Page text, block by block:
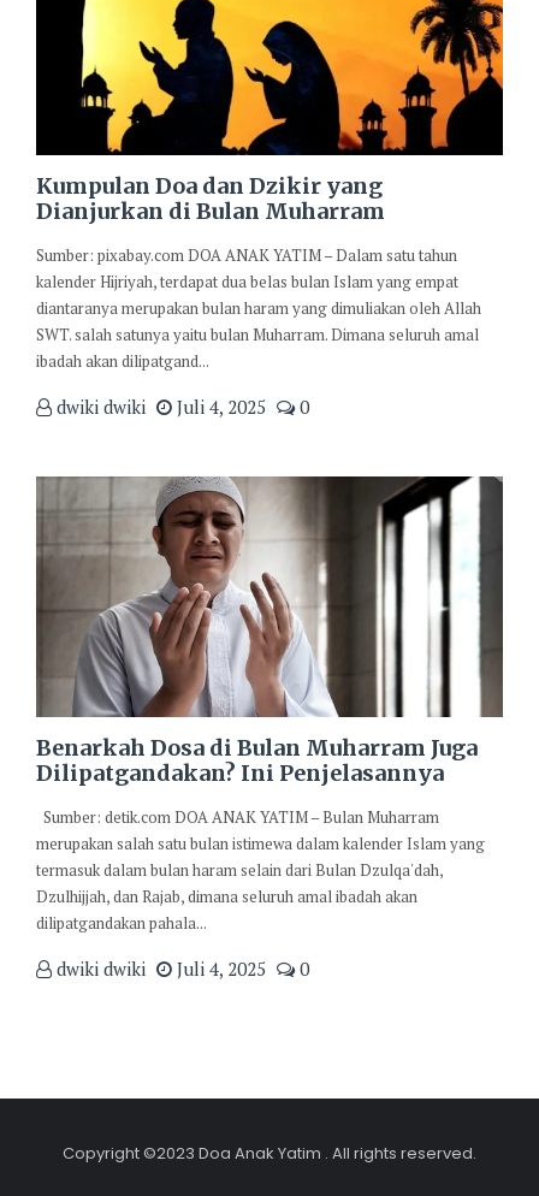
Kumpulan Doa dan Dzikir yang
Dianjurkan di Bulan Muharram
Sumber: pixabay.com DOA ANAK YATIM – Dalam satu tahun
kalender Hijriyah, terdapat dua belas bulan Islam yang empat
diantaranya merupakan bulan haram yang dimuliakan oleh Allah
SWT. salah satunya yaitu bulan Muharram. Dimana seluruh amal
ibadah akan dilipatgand...
dwiki dwiki Juli 4, 2025 0
Benarkah Dosa di Bulan Muharram Juga
Dilipatgandakan? Ini Penjelasannya
Sumber: detik.com DOA ANAK YATIM – Bulan Muharram
merupakan salah satu bulan istimewa dalam kalender Islam yang
termasuk dalam bulan haram selain dari Bulan Dzulqa'dah,
Dzulhijjah, dan Rajab, dimana seluruh amal ibadah akan
dilipatgandakan pahala...
dwiki dwiki Juli 4, 2025 0
Copyright ©2023 Doa Anak Yatim . All rights reserved.